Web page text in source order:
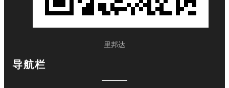
里邦达
导航栏